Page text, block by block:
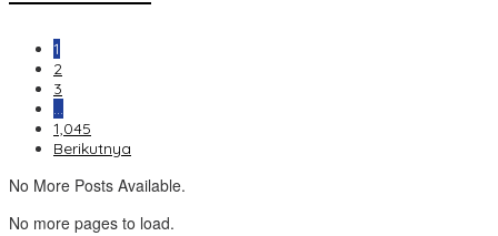
1
2
3
…
1,045
Berikutnya
No More Posts Available.
No more pages to load.